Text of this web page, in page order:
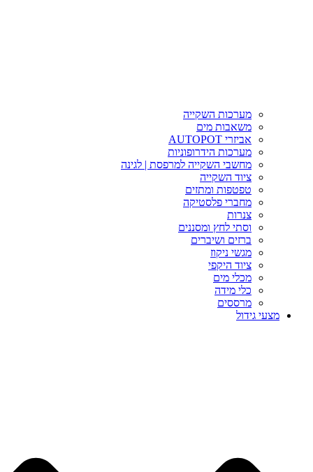
מערכות השקייה
משאבות מים
אביזרי AUTOPOT
מערכות הידרופוניות
מחשבי השקייה למרפסת | לגינה
ציוד השקייה
טפטפות ומתזים
מחברי פלסטיקה
צנרות
וסתי לחץ ומסננים
ברזים ושיברים
מגשי ניקוז
ציוד היקפי
מכלי מים
כלי מידה
מרססים
מצעי גידול